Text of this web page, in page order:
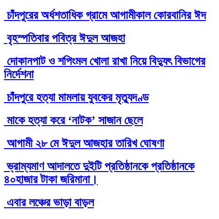
চাঁদপুরের অর্ধশতাধিক গ্রামে আগামীকাল কোরবানির ঈদ
বৃহস্পতিবার পবিত্র ঈদুল আজহা
দোকানপাট ও শপিংমল খোলা রাখা নিয়ে বিদ্যুৎ বিভাগের
নির্দেশনা
চাঁদপুরে হত্যা মামলায় যুবকের মৃত্যুদণ্ড
মাকে হত্যা করে ‘নাটক’ সাজান ছেলে
আগামী ২৮ মে ঈদুল আজহার তারিখ ঘোষণা
ভ্রাম্যমাণ আদালতে দুইটি প্রতিষ্ঠানকে প্রতিষ্ঠানকে
৪০হাজার টাকা জরিমানা।
এবার লঞ্চের ভাড়া বাড়ল